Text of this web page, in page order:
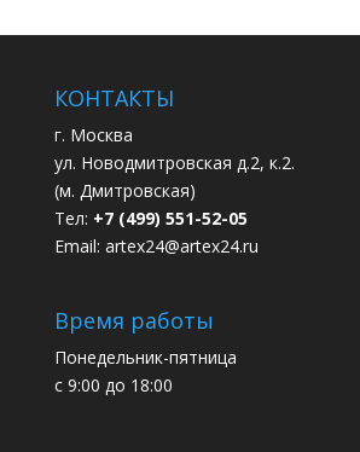
КОНТАКТЫ
г. Москва
ул. Новодмитровская д.2, к.2.
(м. Дмитровская)
Тел: +7 (499) 551-52-05
Email: artex24@artex24.ru
Время работы
Понедельник-пятница
с 9:00 до 18:00